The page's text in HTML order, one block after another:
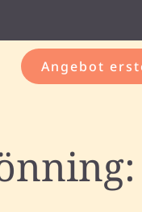
Angebot